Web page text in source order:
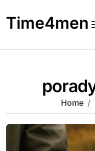
to
content
Time4men
Home